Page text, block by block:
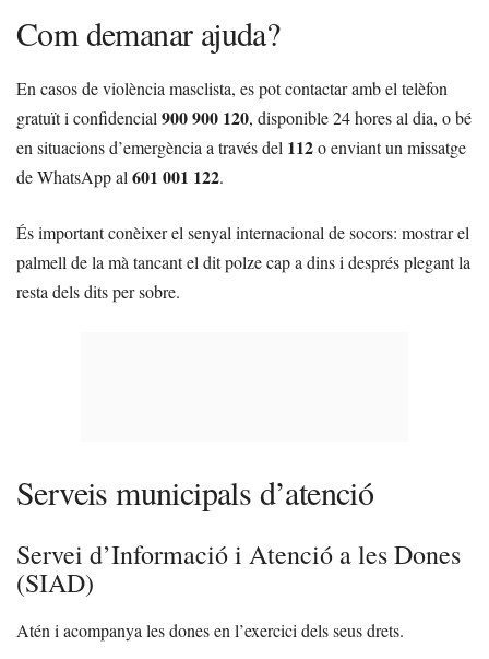
Com demanar ajuda?
En casos de violència masclista, es pot contactar amb el telèfon
gratuït i confidencial 900 900 120, disponible 24 hores al dia, o bé
en situacions d’emergència a través del 112o enviant un missatge
de WhatsApp al 601 001 122.
És important conèixer el senyal internacional de socors: mostrar el
palmell de la mà tancant el dit polze cap a dins i després plegant la
resta dels dits per sobre.
Serveis municipals d’atenció
Servei d’Informació i Atenció a les Dones
(SIAD)
Atén i acompanya les dones en l’exercici dels seus drets.